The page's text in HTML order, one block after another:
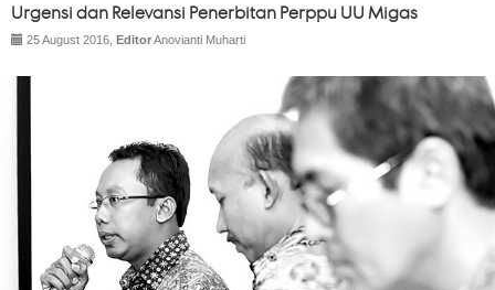
Urgensi dan Relevansi Penerbitan Perppu UU Migas
25 August 2016, EditorAnovianti Muharti